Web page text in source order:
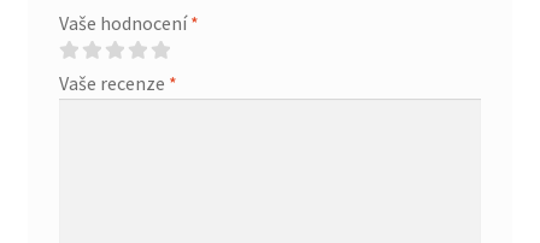
Vaše hodnocení*
Vaše recenze *